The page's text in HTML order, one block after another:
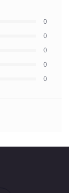
0
0
0
0
0